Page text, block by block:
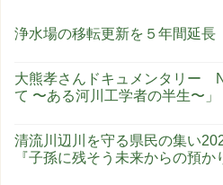
浄水場の移転更新を５年間延
大熊孝さんドキュメンタリー
て 〜ある河川工学者の半生〜」
清流川辺川を守る県民の集い
『子孫に残そう未来からの預